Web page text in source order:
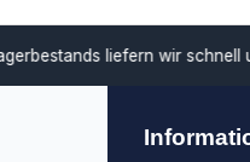
liefern wir schnell und